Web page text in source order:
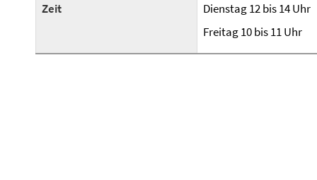
Zeit
Dienstag 12 bis 14 Uhr
Freitag 10 bis 11 Uhr